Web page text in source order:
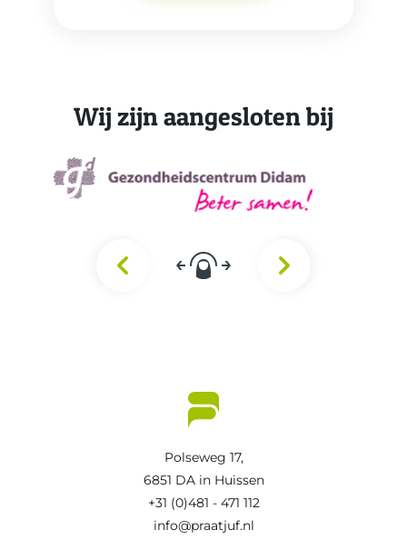
Wij zijn aangesloten bij
Polseweg 17,
6851 DA in Huissen
+31 (0)481 - 471 112
info@praatjuf.nl